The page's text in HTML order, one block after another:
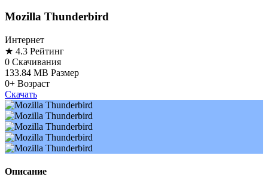
Mozilla Thunderbird
Интернет
★ 4.3 Рейтинг
0 Скачивания
133.84 MB Размер
0+ Возраст
Скачать
Описание